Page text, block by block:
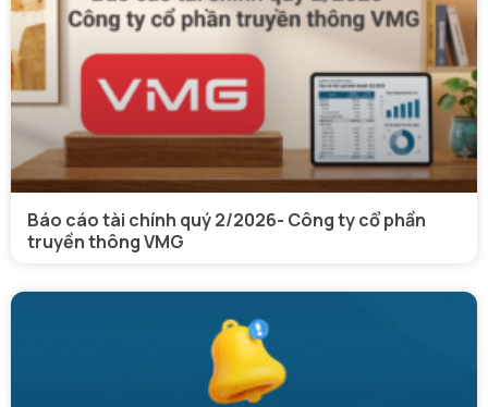
Báo cáo tài chính quý 2/2026- Công ty cổ phần
truyền thông VMG